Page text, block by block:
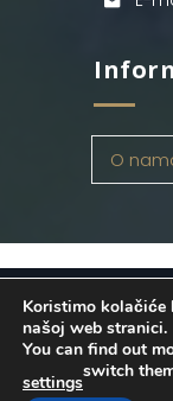
O
by
Koristimo kolačiće
našoj web stranici.
You can find out
switch
settings